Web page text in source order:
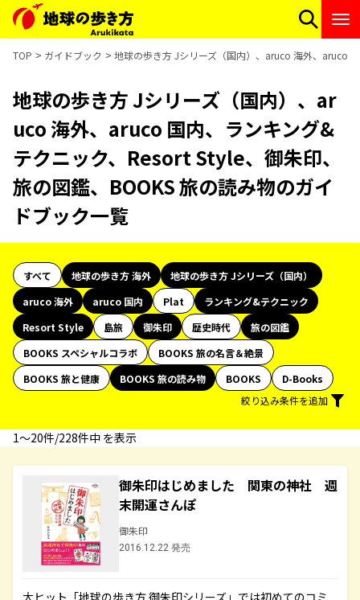
TOP ガイドブック 地球の歩き方 Jシリーズ（国内）、aruco 海外、aruco
地球の歩き方 Jシリーズ（国内）、ar
uco 海外、aruco 国内、ランキング&
テクニック、Resort Style、御朱印、
旅の図鑑、BOOKS 旅の読み物のガイ
ドブック一覧
すべて 地球の歩き方 海外
地球の歩き方 Jシリーズ（国内）
aruco 海外
aruco 国内 Plat
ランキング&テクニック
Resort Style
島旅 御朱印 歴史時代
旅の図鑑
BOOKS スペシャルコラボ
BOOKS 旅の名言＆絶景
BOOKS 旅と健康
BOOKS 旅の読み物 BOOKS
D-Books
絞り込み条件を追加
1〜20件/228件中 を表示
御朱印はじめました 関東の神社 週
末開運さんぽ
御朱印
2016.12.22 発売
大ヒット「地球の歩き方 御朱印シリーズ」では初めてのコミ